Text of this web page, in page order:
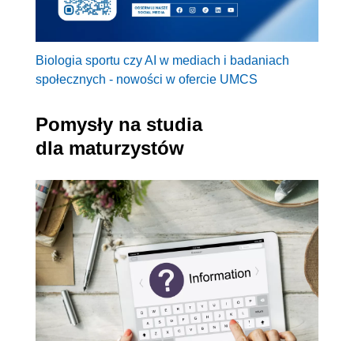
Biologia sportu czy AI w mediach i badaniach
społecznych - nowości w ofercie UMCS
Pomysły na studia
dla maturzystów